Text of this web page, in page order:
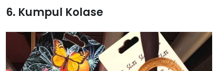
6. Kumpul Kolase